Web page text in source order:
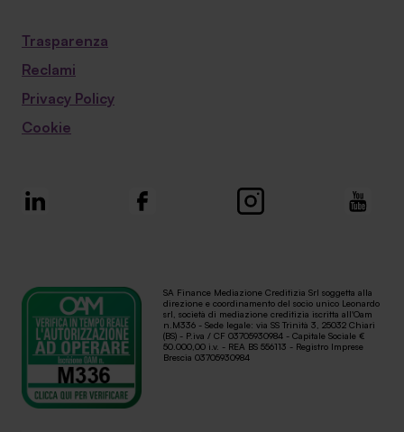
Trasparenza
Reclami
Privacy Policy
Cookie
SA Finance Mediazione Creditizia Srl soggetta alla
direzione e coordinamento del socio unico Leonardo
srl, società di mediazione creditizia iscritta all'Oam
n.M336 - Sede legale: via SS Trinità 3, 25032 Chiari
(BS) - P.iva / CF 03705930984 - Capitale Sociale €
50.000,00 i.v. - REA BS 556113 - Registro Imprese
Brescia 03705930984